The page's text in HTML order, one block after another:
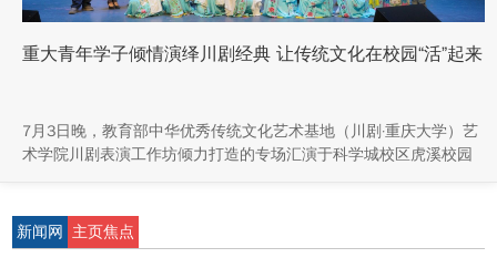
重大青年学子倾情演绎川剧经典 让传统文化在校园“活”起来
7月3日晚，教育部中华优秀传统文化艺术基地（川剧·重庆大学）艺
术学院川剧表演工作坊倾力打造的专场汇演于科学城校区虎溪校园
新闻网
主页焦点